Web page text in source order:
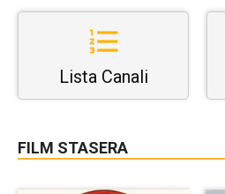
Lista Canali
FILM STASERA